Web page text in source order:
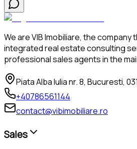
We are VIB Imobiliare, the
integrated real estate consulting
professional sales agents in the
Piata Alba Iulia nr. 8, Bucuresti,
+40786561144
contact@vibimobiliare.ro
Sales